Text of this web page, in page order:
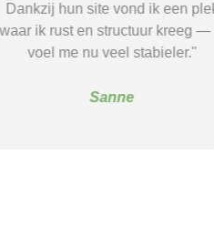
Dankzij hun site vond ik een
waar ik rust en structuur kreeg —
voel me nu veel stabieler."
Sanne